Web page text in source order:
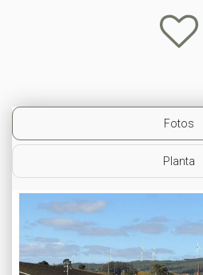
Fotos
Planta